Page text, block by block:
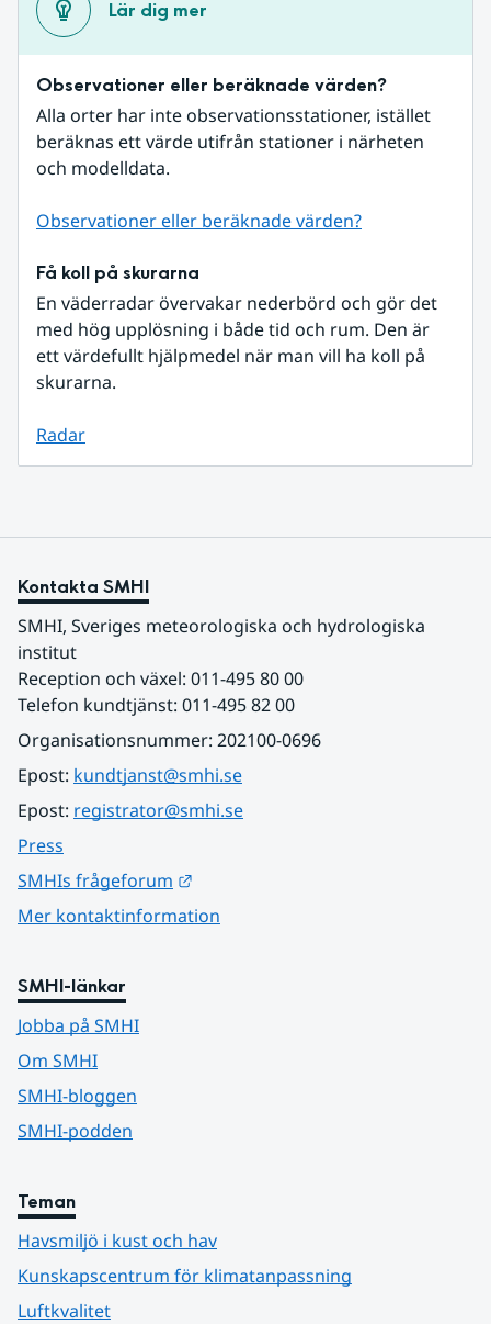
Lär dig mer
Observationer eller beräknade värden?
Alla orter har inte observationsstationer, istället
beräknas ett värde utifrån stationer i närheten
och modelldata.
Observationer eller beräknade värden?
Få koll på skurarna
En väderradar övervakar nederbörd och gör det
med hög upplösning i både tid och rum. Den är
ett värdefullt hjälpmedel när man vill ha koll på
skurarna.
Radar
Kontakta SMHI
SMHI, Sveriges meteorologiska och hydrologiska
institut
Reception och växel: 011-495 80 00
Telefon kundtjänst: 011-495 82 00
Organisationsnummer: 202100-0696
Epost: kundtjanst@smhi.se
Epost: registrator@smhi.se
Press
SMHIs frågeforum
Mer kontaktinformation
SMHI-länkar
Jobba på SMHI
Om SMHI
SMHI-bloggen
SMHI-podden
Teman
Havsmiljö i kust och hav
Kunskapscentrum för klimatanpassning
Luftkvalitet